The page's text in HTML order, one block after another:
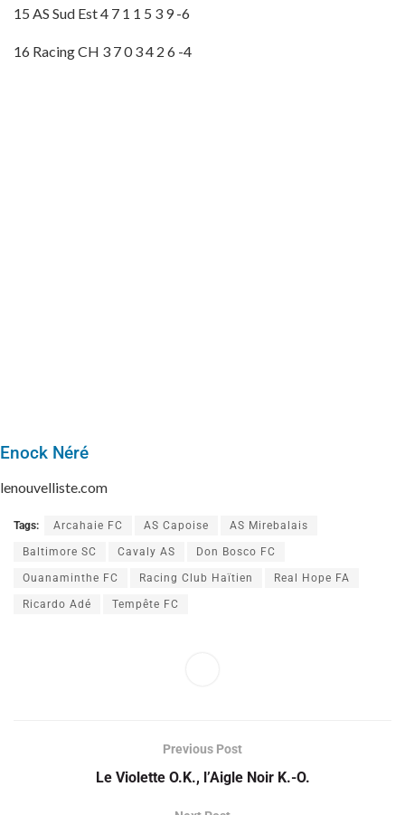
15 AS Sud Est 4 7 1 1 5 3 9 -6
16 Racing CH 3 7 0 3 4 2 6 -4
Enock Néré
lenouvelliste.com
Tags: Arcahaie FC AS Capoise AS Mirebalais
Baltimore SC Cavaly AS Don Bosco FC
Ouanaminthe FC Racing Club Haïtien Real Hope FA
Ricardo Adé Tempête FC
Previous Post
Le Violette O.K., l’Aigle Noir K.-O.